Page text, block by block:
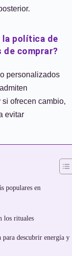
la política de
de comprar?
personalizados
ofrecen cambio,
evitar
populares en
los rituales
para descubrir energía y